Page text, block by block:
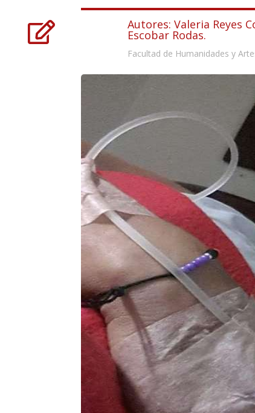
 Autores: Valeria Reyes
Escobar Rodas.
Facultad de Humanidades y